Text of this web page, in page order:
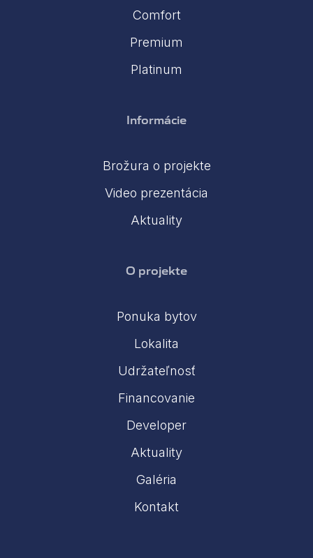
Comfort
Premium
Platinum
Informácie
Brožura o projekte
Video prezentácia
Aktuality
O projekte
Ponuka bytov
Lokalita
Udržateľnosť
Financovanie
Developer
Aktuality
Galéria
Kontakt